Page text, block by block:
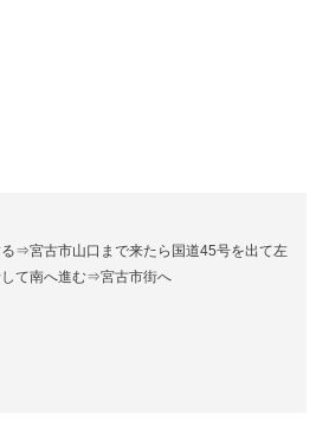
⇒宮古市山口まで来たら国道45号を出て左
て南へ進む⇒宮古市街へ